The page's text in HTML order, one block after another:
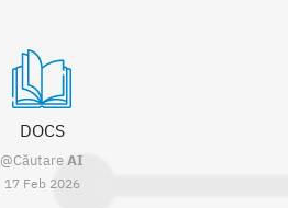
DOCS
@CăutareAI
17 Feb 2026